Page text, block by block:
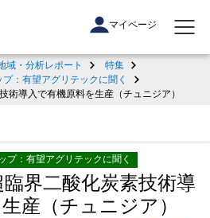
マイページ
域・分析レポート
特集
：有望アグリテックに聞く
術導入で有機原料を生産（チュニジア）
プ：有望アグリテックに聞く
界二酸化炭素技術導
産（チュニジア）